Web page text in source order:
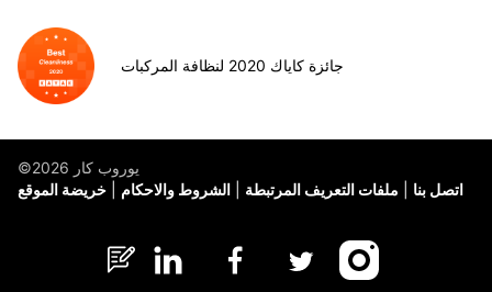
جائزة كاياك 2020 لنظافة المركبات
©يوروب كار 2026
خريضة الموقع
الشروط والاحكام ملفات التعريف المرتبطة اتصل بنا